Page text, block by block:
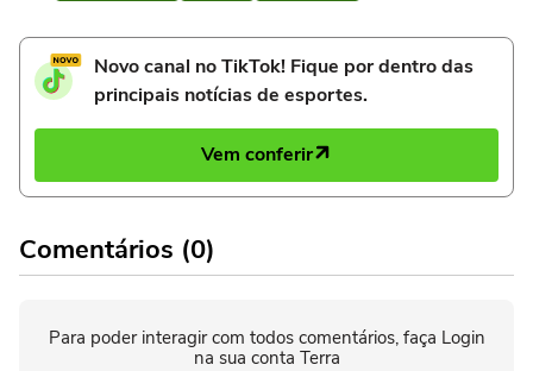
Novo canal no TikTok! Fique por dentro das
principais notícias de esportes.
Vem conferir
Comentários (0)
Para poder interagir com todos comentários, faça Login
na sua conta Terra